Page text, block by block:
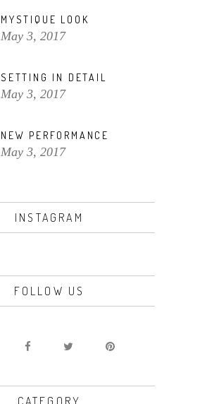
MYSTIQUE LOOK
May 3, 2017
SETTING IN DETAIL
May 3, 2017
NEW PERFORMANCE
May 3, 2017
INSTAGRAM
FOLLOW US